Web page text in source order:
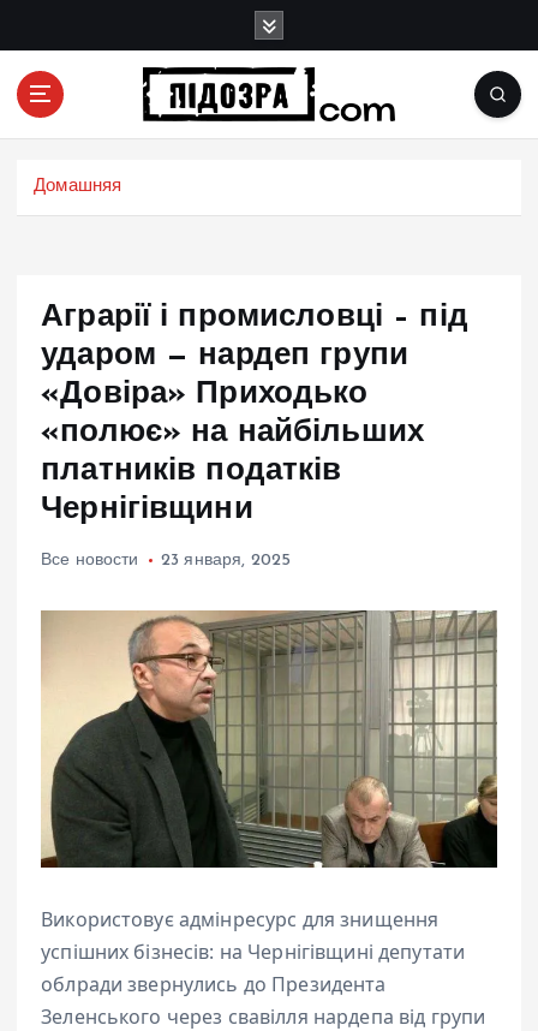
Подозрения и факты преступных действий в
Домашняя
Аграрії і промисловці – під
ударом — нардеп групи
«Довіра» Приходько
«полює» на найбільших
платників податків
Чернігівщини
Все новости 23 января, 2025
Використовує адмінресурс для знищення
успішних бізнесів: на Чернігівщині депутати
облради звернулись до Президента
Зеленського через свавілля нардепа від групи